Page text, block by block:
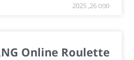
ספט 26, 2025
Online Roulette